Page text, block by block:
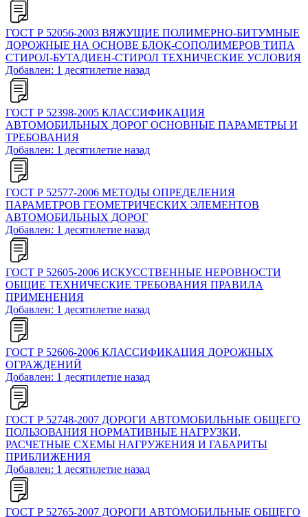
ГОСТ Р 52056-2003 ВЯЖУЩИЕ ПОЛИМЕРНО-БИТУМНЫЕ
ДОРОЖНЫЕ НА ОСНОВЕ БЛОК-СОПОЛИМЕРОВ ТИПА
СТИРОЛ-БУТАДИЕН-СТИРОЛ ТЕХНИЧЕСКИЕ УСЛОВИЯ
Добавлен: 1 десятилетие назад
ГОСТ Р 52398-2005 КЛАССИФИКАЦИЯ
АВТОМОБИЛЬНЫХ ДОРОГ ОСНОВНЫЕ ПАРАМЕТРЫ И
ТРЕБОВАНИЯ
Добавлен: 1 десятилетие назад
ГОСТ Р 52577-2006 МЕТОДЫ ОПРЕДЕЛЕНИЯ
ПАРАМЕТРОВ ГЕОМЕТРИЧЕСКИХ ЭЛЕМЕНТОВ
АВТОМОБИЛЬНЫХ ДОРОГ
Добавлен: 1 десятилетие назад
ГОСТ Р 52605-2006 ИСКУССТВЕННЫЕ НЕРОВНОСТИ
ОБЩИЕ ТЕХНИЧЕСКИЕ ТРЕБОВАНИЯ ПРАВИЛА
ПРИМЕНЕНИЯ
Добавлен: 1 десятилетие назад
ГОСТ Р 52606-2006 КЛАССИФИКАЦИЯ ДОРОЖНЫХ
ОГРАЖДЕНИЙ
Добавлен: 1 десятилетие назад
ГОСТ Р 52748-2007 ДОРОГИ АВТОМОБИЛЬНЫЕ ОБЩЕГО
ПОЛЬЗОВАНИЯ НОРМАТИВНЫЕ НАГРУЗКИ,
РАСЧЕТНЫЕ СХЕМЫ НАГРУЖЕНИЯ И ГАБАРИТЫ
ПРИБЛИЖЕНИЯ
Добавлен: 1 десятилетие назад
ГОСТ Р 52765-2007 ДОРОГИ АВТОМОБИЛЬНЫЕ ОБЩЕГО